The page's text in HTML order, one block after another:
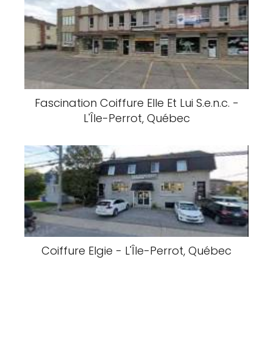
Fascination Coiffure Elle Et Lui S.e.n.c. -
L'Île-Perrot, Québec
Coiffure Elgie - L'Île-Perrot, Québec